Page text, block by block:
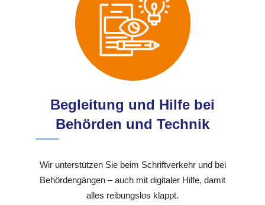
Begleitung und Hilfe bei
Behörden und Technik
Wir unterstützen Sie beim Schriftverkehr und bei
Behördengängen – auch mit digitaler Hilfe, damit
alles reibungslos klappt.